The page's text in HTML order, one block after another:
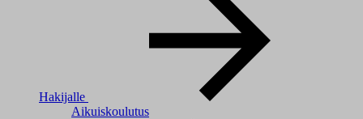
Hakijalle
Aikuiskoulutus